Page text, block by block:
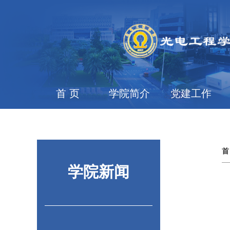
首 页 学院简介 党建工作
学院新闻